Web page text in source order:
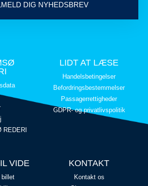
DIG NYHEDSBREV
REDERI
LIDT AT LÆSE
Handelsbetingelser
Befordringsbestemmelser
Passagerrettigheder
GDPR- og privatlivspolitik
VIDE KONTAKT
Kontakt os